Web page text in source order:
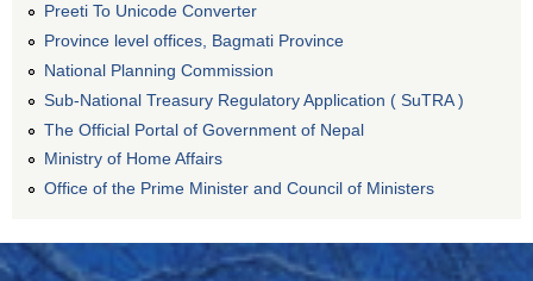
Preeti To Unicode Converter
Province level offices, Bagmati Province
National Planning Commission
Sub-National Treasury Regulatory Application ( SuTRA )
The Official Portal of Government of Nepal
Ministry of Home Affairs
Office of the Prime Minister and Council of Ministers